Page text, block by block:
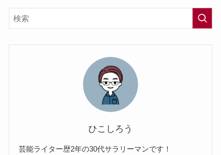
ひこしろう
芸能ライター歴2年の30代サラリーマンです！